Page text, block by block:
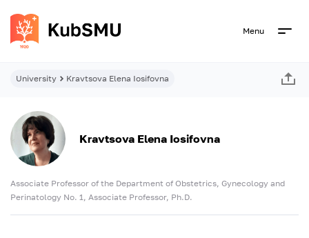
Menu
University Kravtsova Elena Iosifovna
Kravtsova Elena Iosifovna
Associate Professor of the Department of Obstetrics, Gynecology and
Perinatology No. 1, Associate Professor, Ph.D.